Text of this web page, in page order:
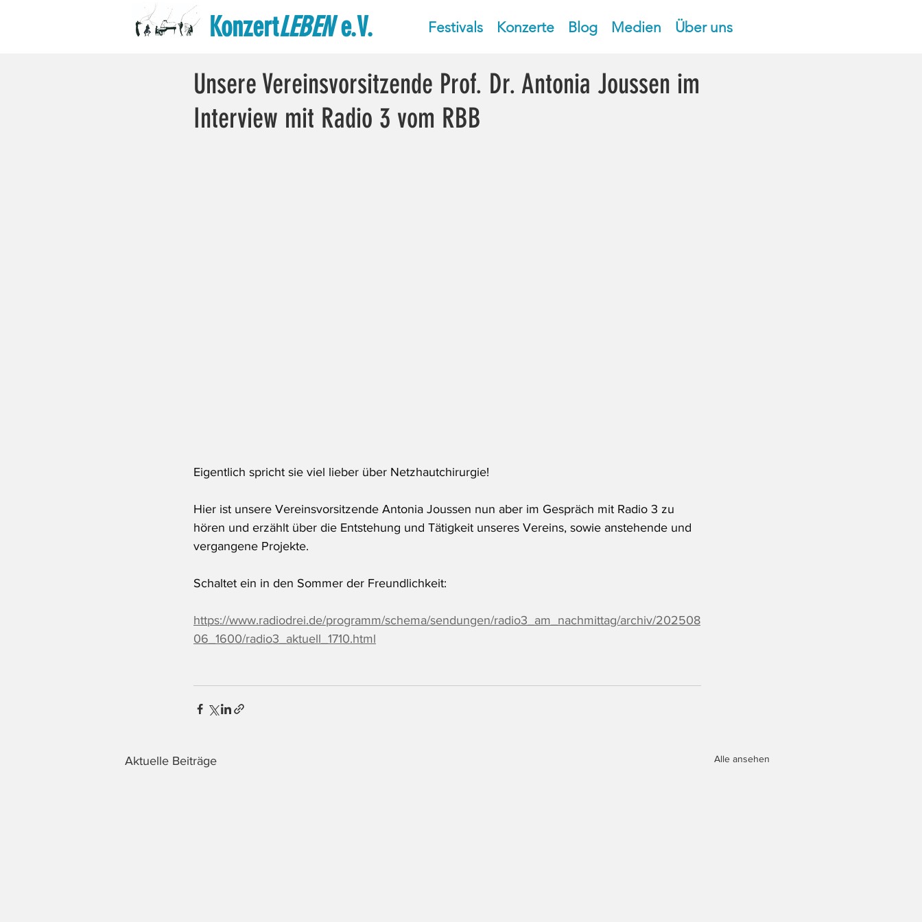
KonzertLEBENe.V. Festivals Konzerte Blog Medien Über uns
Unsere Vereinsvorsitzende Prof. Dr. Antonia Joussen im
Interview mit Radio 3 vom RBB
Eigentlich spricht sie viel lieber über Netzhautchirurgie!
Hier ist unsere Vereinsvorsitzende Antonia Joussen nun aber im Gespräch mit Radio 3 zu
hören und erzählt über die Entstehung und Tätigkeit unseres Vereins, sowie anstehende und
vergangene Projekte.
Schaltet ein in den Sommer der Freundlichkeit:
https://www.radiodrei.de/programm/schema/sendungen/radio3_am_nachmittag/archiv/202508
06_1600/radio3_aktuell_1710.html
Aktuelle Beiträge Alle ansehen